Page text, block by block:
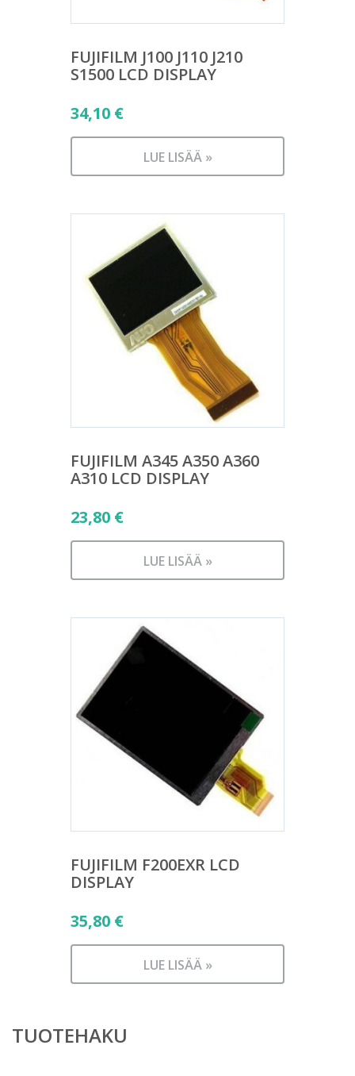
FUJIFILM J100 J110 J210
S1500 LCD DISPLAY
34,10 €
LUE LISÄÄ »
FUJIFILM A345 A350 A360
A310 LCD DISPLAY
23,80 €
LUE LISÄÄ »
FUJIFILM F200EXR LCD
DISPLAY
35,80 €
LUE LISÄÄ »
TUOTEHAKU